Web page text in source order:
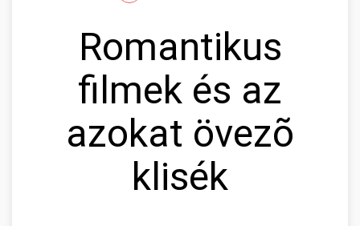
Romantikus
filmek és az
azokat övezõ
klisék